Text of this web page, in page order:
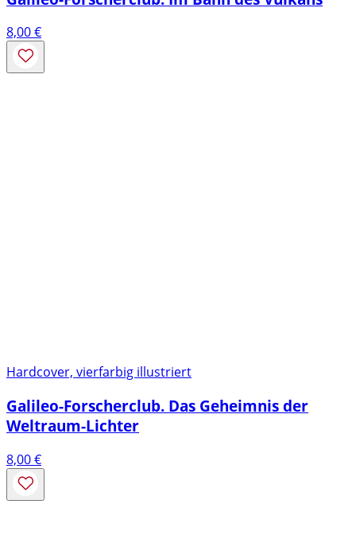
8,00€
Hardcover, vierfarbig illustriert
Galileo-Forscherclub. Das Geheimnis der
Weltraum-Lichter
8,00€